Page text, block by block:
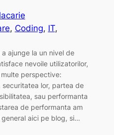
, Coding, IT
ajunge la un nivel de
nevoile utilizatorilor,
perspective:
lor, partea de
sau performanta
de performanta am
aici pe blog, si…